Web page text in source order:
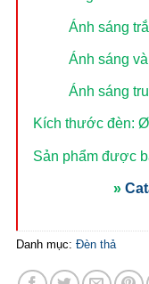
Ánh sáng
Ánh sáng
Ánh sáng
Kích thước đèn:
Sản phẩm được
»
Danh mục: Đèn thả